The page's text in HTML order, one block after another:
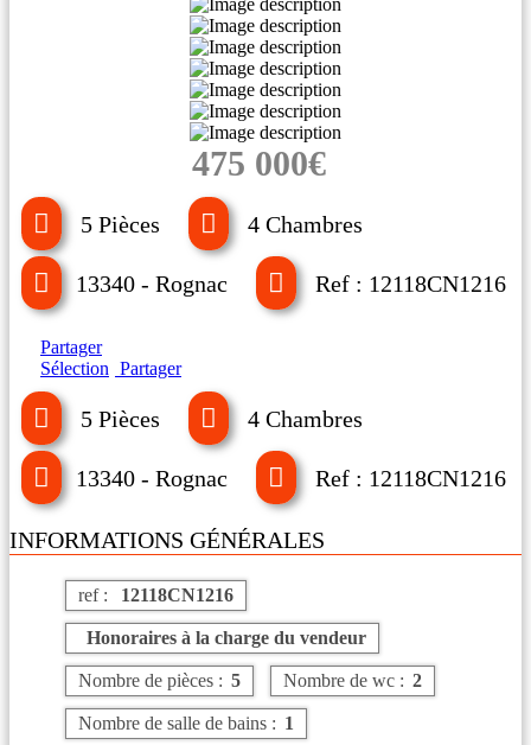
475 000€
5 Pièces 4 Chambres
13340 - Rognac Ref : 12118CN1216
Partager
Sélection Partager
5 Pièces 4 Chambres
13340 - Rognac Ref : 12118CN1216
INFORMATIONS GÉNÉRALES
ref : 12118CN1216
Honoraires à la charge du vendeur
Nombre de pièces : 5 Nombre de wc : 2
Nombre de salle de bains : 1